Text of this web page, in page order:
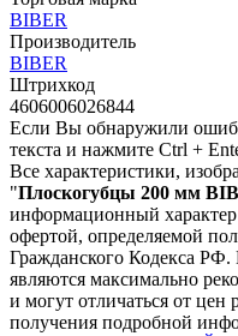
BIBER
Производитель
BIBER
Штрихкод
4606006026844
Если Вы обнаружили
текста и нажмите Ctrl +
Все характеристики,
"Плоскогубцы 200 мм
информационный
офертой, определяемой
Гражданского Кодекса РФ.
являются максимально
и могут отличаться от
получения подробной